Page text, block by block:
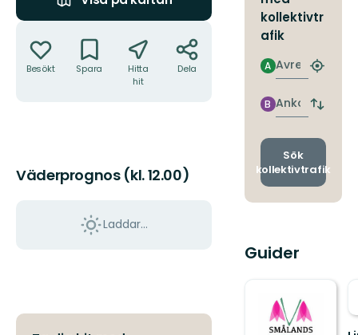
Besökt Spara
Hitta
hit
Dela
Väderprognos (kl. 12.00)
Laddar...
kollektivtr
afik
Avresa
A
Hitta
Ankomst
B
Byt
och
Sök
kollektivtrafik
Guider